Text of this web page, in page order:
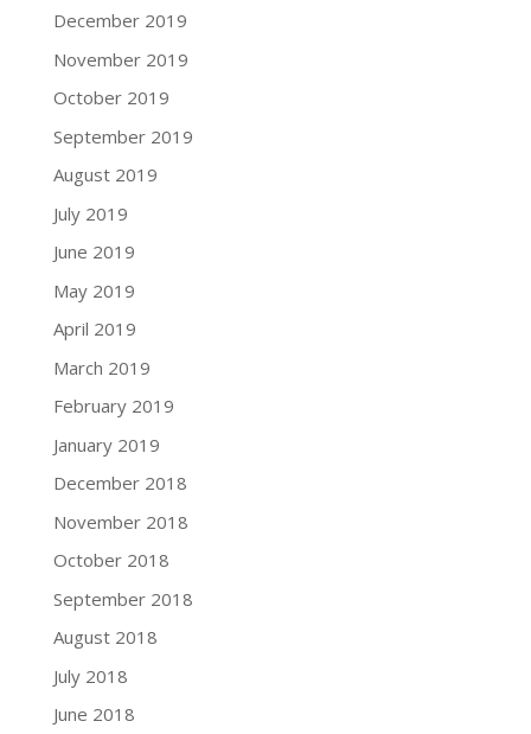
December 2019
November 2019
October 2019
September 2019
August 2019
July 2019
June 2019
May 2019
April 2019
March 2019
February 2019
January 2019
December 2018
November 2018
October 2018
September 2018
August 2018
July 2018
June 2018